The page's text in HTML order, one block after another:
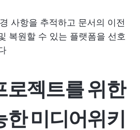
사항을 추적하고 문서의 이전
복원할 수 있는 플랫폼을 선호
로젝트를 위한
한 미디어위키